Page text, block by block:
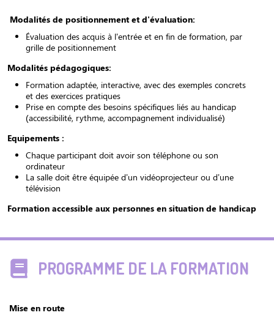
Modalités de positionnement et d'évaluation:
Évaluation des acquis à l'entrée et en fin de formation, par
grille de positionnement
Modalités pédagogiques:
Formation adaptée, interactive, avec des exemples concrets
et des exercices pratiques
Prise en compte des besoins spécifiques liés au handicap
(accessibilité, rythme, accompagnement individualisé)
Equipements :
Chaque participant doit avoir son téléphone ou son
ordinateur
La salle doit être équipée d’un vidéoprojecteur ou d’une
télévision
Formation accessible aux personnes en situation de handicap
PROGRAMME DE LA FORMATION
Mise en route